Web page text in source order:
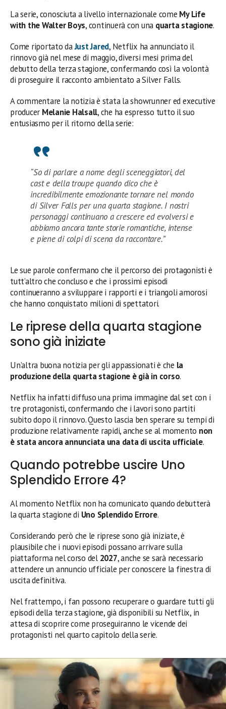
La serie, conosciuta a livello internazionale come My Life
with the Walter Boys, continuerà con una quarta stagione.
Come riportato daJust Jared, Netflix ha annunciato il
rinnovo già nel mese di maggio, diversi mesi prima del
debutto della terza stagione, confermando così la volontà
di proseguire il racconto ambientato a Silver Falls.
A commentare la notizia è stata la showrunner ed executive
producer Melanie Halsall, che ha espresso tutto il suo
entusiasmo per il ritorno della serie:
“So di parlare a nome degli sceneggiatori, del
cast e della troupe quando dico che è
incredibilmente emozionante tornare nel mondo
di Silver Falls per una quarta stagione. I nostri
personaggi continuano a crescere ed evolversi e
abbiamo ancora tante storie romantiche, intense
e piene di colpi di scena da raccontare.”
Le sue parole confermano che il percorso dei protagonisti è
tutt’altro che concluso e che i prossimi episodi
continueranno a sviluppare i rapporti e i triangoli amorosi
che hanno conquistato milioni di spettatori.
Le riprese della quarta stagione
sono già iniziate
Un’altra buona notizia per gli appassionati è che la
produzione della quarta stagione è già in corso.
Netflix ha infatti diffuso una prima immagine dal set con i
tre protagonisti, confermando che i lavori sono partiti
subito dopo il rinnovo. Questo lascia ben sperare su tempi di
produzione relativamente rapidi, anche se al momento non
è stata ancora annunciata una data di uscita ufficiale.
Quando potrebbe uscire Uno
Splendido Errore 4?
Al momento Netflix non ha comunicato quando debutterà
la quarta stagione di Uno Splendido Errore.
Considerando però che le riprese sono già iniziate, è
plausibile che i nuovi episodi possano arrivare sulla
piattaforma nel corso del 2027, anche se sarà necessario
attendere un annuncio ufficiale per conoscere la finestra di
uscita definitiva.
Nel frattempo, i fan possono recuperare o guardare tutti gli
episodi della terza stagione, già disponibili su Netflix, in
attesa di scoprire come proseguiranno le vicende dei
protagonisti nel quarto capitolo della serie.